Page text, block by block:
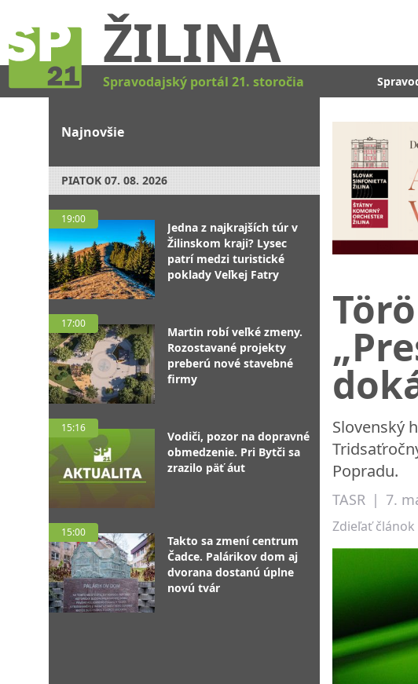
ŽILINA
Spravodajský portál 21. storočia
Najnovšie
PIATOK 07. 08. 2026
19:00
Jedna z najkrajších túr v
Žilinskom kraji? Lysec
patrí medzi turistické
poklady Veľkej Fatry
17:00
Martin robí veľké zmeny.
Rozostavané projekty
preberú nové stavebné
firmy
15:16
Vodiči, pozor na dopravné
obmedzenie. Pri Bytči sa
zrazilo päť áut
15:00
Takto sa zmení centrum
Čadce. Palárikov dom aj
dvorana dostanú úplne
novú tvár
Slovenský
Popradu.
TASR | 7.
Zdieľať článok